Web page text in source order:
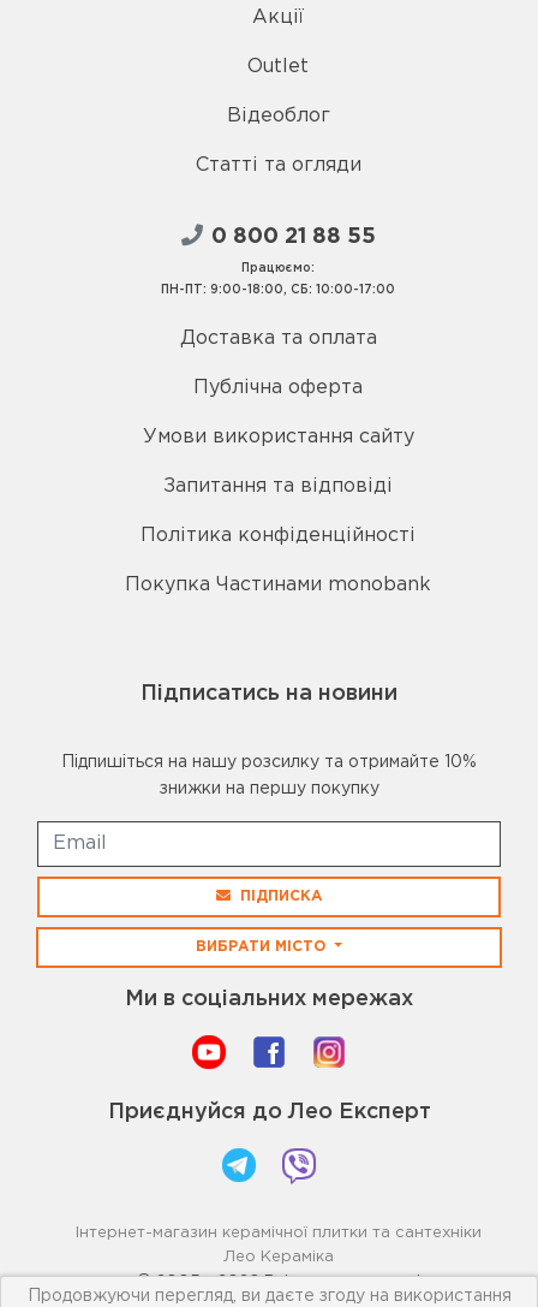
Акції
Outlet
Відеоблог
Статті та огляди
0 800 21 88 55
Працюємо:
ПН-ПТ: 9:00-18:00, СБ: 10:00-17:00
Доставка та оплата
Публічна оферта
Умови використання сайту
Запитання та відповіді
Політика конфіденційності
Покупка Частинами monobank
Підписатись на новини
Підпишіться на нашу розсилку та отримайте 10%
знижки на першу покупку
ПІДПИСКА
ВИБРАТИ МІСТО
Ми в соціальних мережах
Приєднуйся до Лео Експерт
Інтернет-магазин керамічної плитки та сантехніки
Лео Кераміка
© 2005 - 2026 Всі права захищені
Продовжуючи перегляд, ви даєте згоду на використання